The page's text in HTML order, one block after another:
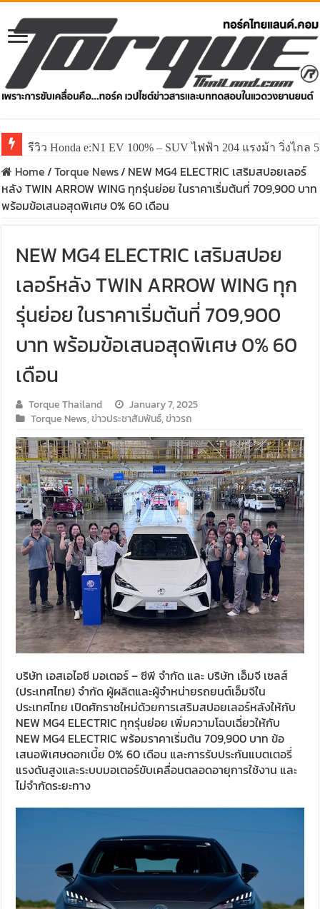
รีวิว Honda e:N1 EV 100% – SUV ไฟฟ้า 204 แรงม้า วิ่งไกล
รีวิว ลองขับ All New GWM HAVAL H6 ปรับโฉมหน้าใหม่
Home/Torque News/ NEW MG4 ELECTRIC เสริมสปอยเลอร์
หลัง TWIN ARROW WING ทุกรุ่นย่อย ในราคาเริ่มต้นที่ 709,900 บาท
พร้อมข้อเสนอสุดพิเศษ 0% 60 เดือน
NEW MG4 ELECTRIC เสริมสปอย
เลอร์หลัง TWIN ARROW WING ทุก
รุ่นย่อย ในราคาเริ่มต้นที่ 709,900
บาท พร้อมข้อเสนอสุดพิเศษ 0% 60
เดือน
Torque Thailand
January 7, 2025
Torque News,ข่าวประชาสัมพันธ์,ข่าวรถ
บริษัท เอสเอไอซี มอเตอร์ – ซีพี จำกัด และ บริษัท เอ็มจี เซลส์
(ประเทศไทย) จำกัด ผู้ผลิตและผู้จำหน่ายรถยนต์เอ็มจีใน
ประเทศไทย เปิดศักราชใหม่ด้วยการเสริมสปอยเลอร์หลังให้กับ
NEW MG4 ELECTRIC ทุกรุ่นย่อย เพิ่มความโฉบเฉี่ยวให้กับ
NEW MG4 ELECTRIC พร้อมราคาเริ่มต้น 709,900 บาท ข้อ
เสนอพิเศษดอกเบี้ย 0% 60 เดือน และการรับประกันแบตเตอรี่
แรงดันสูงและระบบมอเตอร์ขับเคลื่อนตลอดอายุการใช้งาน และ
ไม่จำกัดระยะทาง